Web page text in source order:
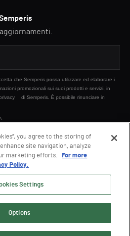
che Semperis possa utilizzare ed elaborare i
promozionali sui suoi prodotti e servizi, in
di Semperis. È possibile rinunciare in
INVIA
Tutti i diritti riservati.
you agree to the storing of
site navigation, analyze
marketing efforts.
For more
Policy.
Settings
Options